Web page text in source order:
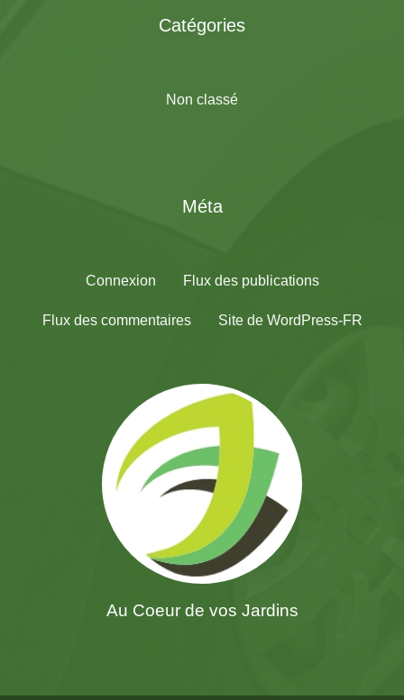
Catégories
Non classé
Méta
Connexion Flux des publications
Flux des commentaires Site de WordPress-FR
Au Coeur de vos Jardins